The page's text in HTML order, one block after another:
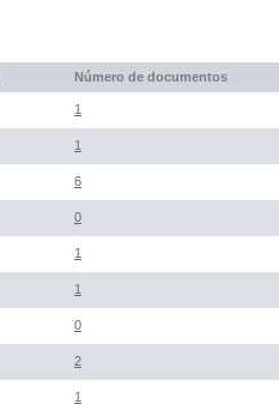
Número de documentos
1
1
6
0
1
1
0
2
1